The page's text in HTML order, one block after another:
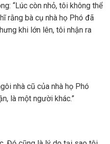
“Lúc còn nhỏ, tôi không thể
rằng bà cụ nhà họ Phó đã
khi lớn lên, tôi nhận ra
nhà cũ của nhà họ Phó
là một người khác.”